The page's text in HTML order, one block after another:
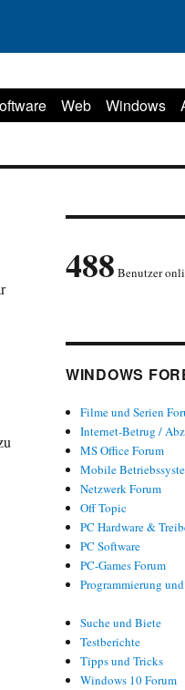
Web Windows
488 Benutzer
WINDOWS
Filme und Serien
Internet-Betrug /
MS Office Forum
Mobile
Netzwerk Forum
Off Topic
PC Hardware &
PC Software
PC-Games Forum
Programmierung
Suche und Biete
Testberichte
Tipps und Tricks
Windows 10 Forum